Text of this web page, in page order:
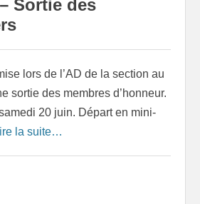
Sortie des
lors de l’AD de la section au
sortie des membres d’honneur.
20 juin. Départ en mini-
la suite…